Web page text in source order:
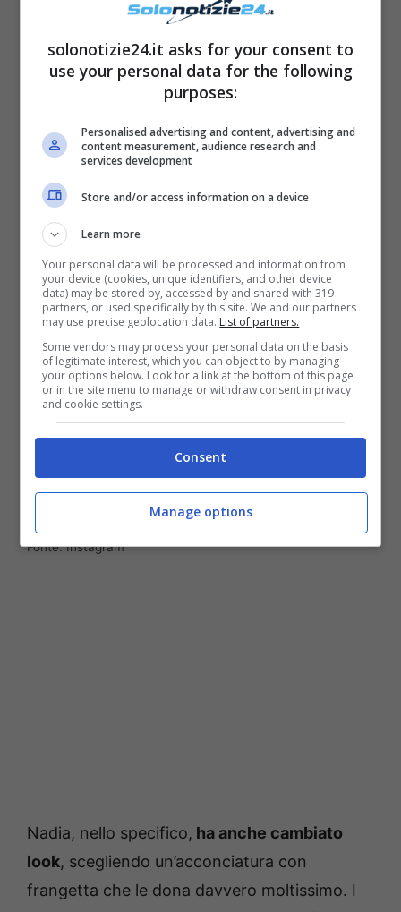
Fonte: Instagram
Nadia, nello specifico, ha anche cambiato
look, scegliendo un’acconciatura con
frangetta che le dona davvero moltissimo. I
solonotizie24.it asks for your consent to
use your personal data for the following
purposes:
Personalised advertising and content, advertising and
content measurement, audience research and
services development
Store and/or access information on a device
Learn more
Your personal data will be processed and information from
your device (cookies, unique identifiers, and other device
data) may be stored by, accessed by and shared with 319
partners, or used specifically by this site. We and our partners
may use precise geolocation data. List of partners.
Some vendors may process your personal data on the basis
of legitimate interest, which you can object to by managing
your options below. Look for a link at the bottom of this page
or in the site menu to manage or withdraw consent in privacy
and cookie settings.
Consent
Manage options